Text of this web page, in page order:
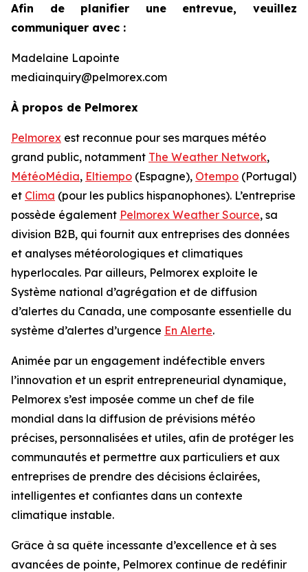
Afin de planifier une entrevue, veuillez
communiquer avec :
Madelaine Lapointe
mediainquiry@pelmorex.com
À propos de Pelmorex
Pelmorex est reconnue pour ses marques météo
grand public, notamment The Weather Network,
MétéoMédia, Eltiempo (Espagne), Otempo (Portugal)
et Clima (pour les publics hispanophones). L’entreprise
possède également Pelmorex Weather Source, sa
division B2B, qui fournit aux entreprises des données
et analyses météorologiques et climatiques
hyperlocales. Par ailleurs, Pelmorex exploite le
Système national d’agrégation et de diffusion
d’alertes du Canada, une composante essentielle du
système d’alertes d’urgence En Alerte.
Animée par un engagement indéfectible envers
l’innovation et un esprit entrepreneurial dynamique,
Pelmorex s’est imposée comme un chef de file
mondial dans la diffusion de prévisions météo
précises, personnalisées et utiles, afin de protéger les
communautés et permettre aux particuliers et aux
entreprises de prendre des décisions éclairées,
intelligentes et confiantes dans un contexte
climatique instable.
Grâce à sa quête incessante d’excellence et à ses
avancées de pointe, Pelmorex continue de redéfinir